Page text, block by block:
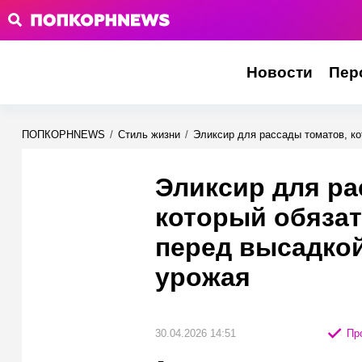
Новости
ПОПКОРНNEWS / Стиль жизни / Эликсир для рассады томатов,
Эликсир для
который
перед
урожая
30.04.2026 14:51